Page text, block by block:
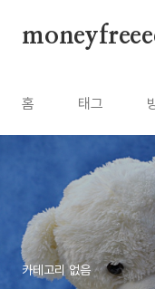
홈 태그
카테고리 없음